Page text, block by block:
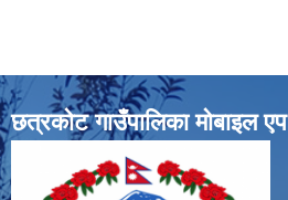
छत्रकोट गाउँपालिका मोबाइल एप